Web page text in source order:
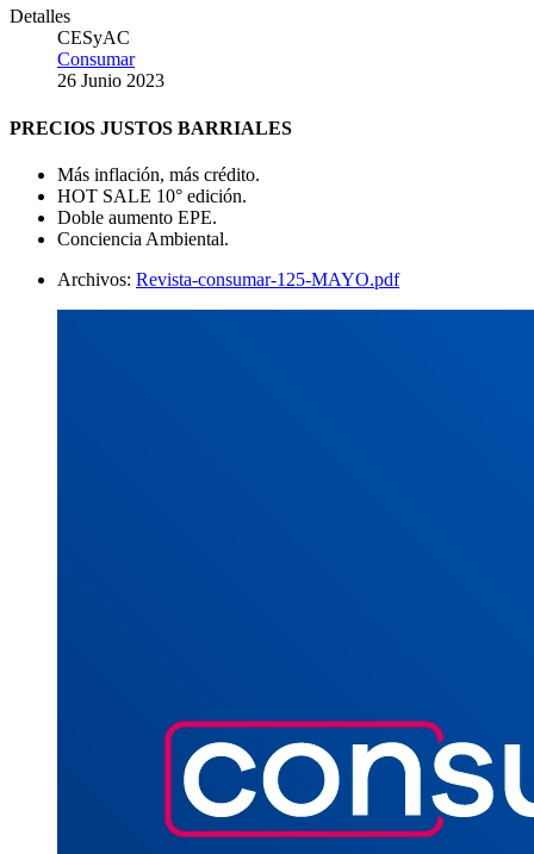
Detalles
CESyAC
Consumar
26 Junio 2023
PRECIOS JUSTOS BARRIALES
Más inflación, más crédito.
HOT SALE 10° edición.
Doble aumento EPE.
Conciencia Ambiental.
Archivos: Revista-consumar-125-MAYO.pdf